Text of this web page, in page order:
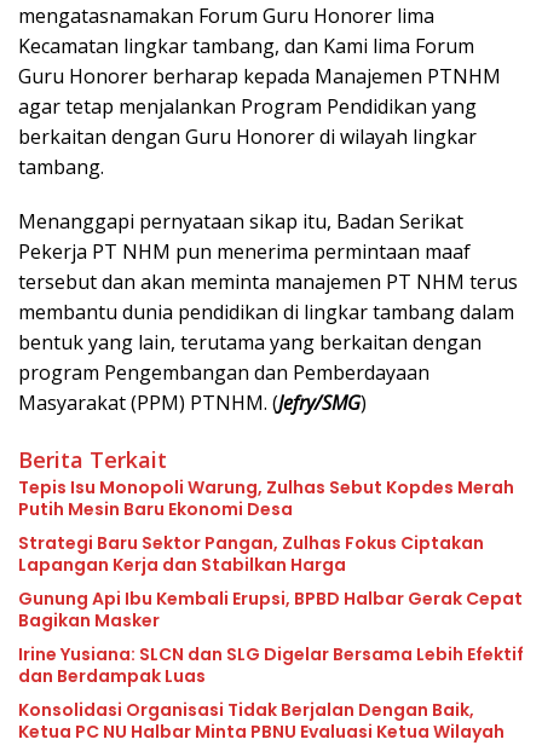
mengatasnamakan Forum Guru Honorer lima
Kecamatan lingkar tambang, dan Kami lima Forum
Guru Honorer berharap kepada Manajemen PTNHM
agar tetap menjalankan Program Pendidikan yang
berkaitan dengan Guru Honorer di wilayah lingkar
tambang.
Menanggapi pernyataan sikap itu, Badan Serikat
Pekerja PT NHM pun menerima permintaan maaf
tersebut dan akan meminta manajemen PT NHM terus
membantu dunia pendidikan di lingkar tambang dalam
bentuk yang lain, terutama yang berkaitan dengan
program Pengembangan dan Pemberdayaan
Masyarakat (PPM) PTNHM. (Jefry/SMG)
Berita Terkait
Tepis Isu Monopoli Warung, Zulhas Sebut Kopdes Merah
Putih Mesin Baru Ekonomi Desa
Strategi Baru Sektor Pangan, Zulhas Fokus Ciptakan
Lapangan Kerja dan Stabilkan Harga
Gunung Api Ibu Kembali Erupsi, BPBD Halbar Gerak Cepat
Bagikan Masker
Irine Yusiana: SLCN dan SLG Digelar Bersama Lebih Efektif
dan Berdampak Luas
Konsolidasi Organisasi Tidak Berjalan Dengan Baik,
Ketua PC NU Halbar Minta PBNU Evaluasi Ketua Wilayah